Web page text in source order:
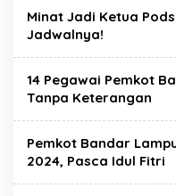
Minat Jadi Ketua
Jadwalnya!
14 Pegawai Pemkot
Tanpa Keterangan
Pemkot Bandar
2024, Pasca Idul Fitri